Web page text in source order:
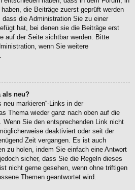
die Beiträge zuerst geprüft werden
die Administration Sie zu einer
hat, bei denen sie die Beiträge erst
auf der Seite sichtbar werden. Bitte
wenn Sie weitere
als neu?
neu markieren“-Links in der
Thema wieder ganz nach oben auf die
Sie den entsprechenden Link nicht
deaktiviert oder seit der
Zeit vergangen. Es ist auch
zu holen, indem Sie einfach eine Antwort
sicher, dass Sie die Regeln dieses
nicht gerne gesehen, wenn ohne triftigen
Themen geantwortet wird.